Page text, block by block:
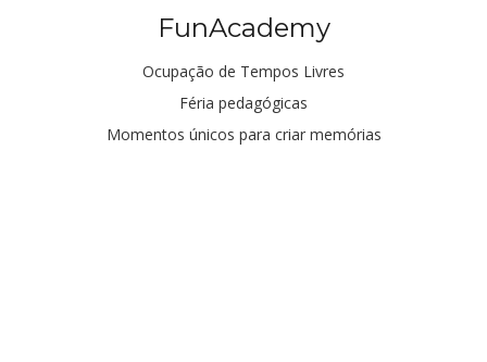
FunAcademy
Ocupação de Tempos Livres
Féria pedagógicas
Momentos únicos para criar memórias